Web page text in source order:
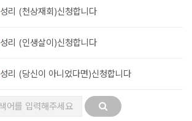
성리 (천상재회)신청합니다
성리 (인생살이)신청합니다
성리 (당신이 아니었다면)신청합니다